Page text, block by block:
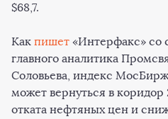
$68,7.
Как пишет «Интерфакс» со
главного аналитика
Соловьева, индекс
может вернуться в
отката нефтяных цен и